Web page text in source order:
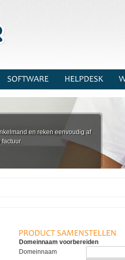
en reken eenvoudig af
Domeinnaam voorbereiden
Domeinnaam